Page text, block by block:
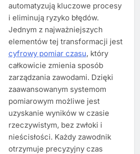
automatyzują kluczowe procesy
i eliminują ryzyko błędów.
Jednym z najważniejszych
elementów tej transformacji jest
cyfrowy pomiar czasu, który
całkowicie zmienia sposób
zarządzania zawodami. Dzięki
zaawansowanym systemom
pomiarowym możliwe jest
uzyskanie wyników w czasie
rzeczywistym, bez zwłoki i
nieścisłości. Każdy zawodnik
otrzymuje precyzyjny czas